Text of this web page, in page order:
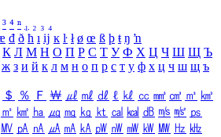
³ ⁴ ⁿ ₁ ₂ ₃ ₄
đ ð ħ ı ĳ ĸ ŀ ł ø œ ß þ ŧ ŋ ŉ
К Л М Н О П Р С Т У Ф Х Ц Ч Ш Щ Ъ
ж з и й к л м н о п р с т у ф х ц ч ш щ ъ
＄ ％ Ｆ ￦ ㎕ ㎖ ㎗ ℓ ㎘ ㏄ ㎣ ㎤ ㎥ ㎦
㎡ ㎢ ㏊ ㎍ ㎎ ㎏ ㏏ ㎈ ㎉ ㏈ ㎧ ㎨ ㎰
㎹ ㎀ ㎁ ㎂ ㎃ ㎄ ㎺ ㎻ ㎽ ㎾ ㎿ ㎐ ㎑